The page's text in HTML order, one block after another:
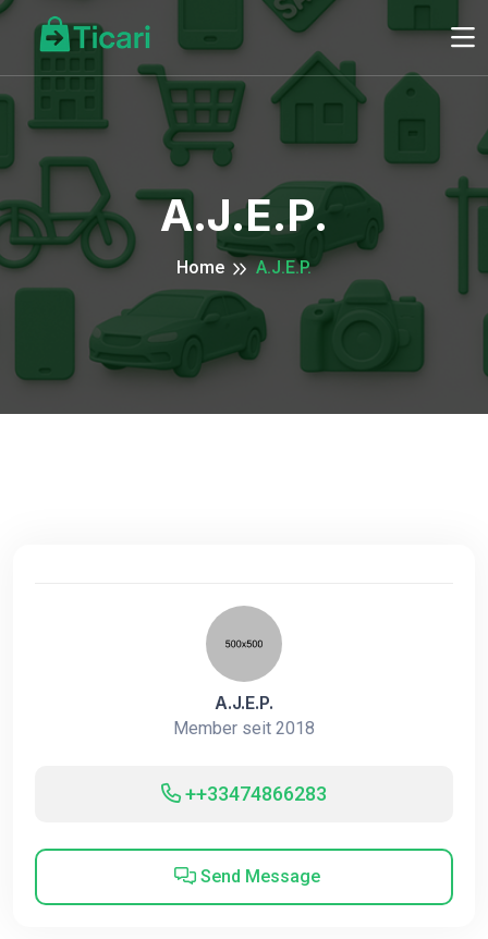
A.J.E.P.
Home A.J.E.P.
A.J.E.P.
Member seit 2018
++33474866283
Send Message